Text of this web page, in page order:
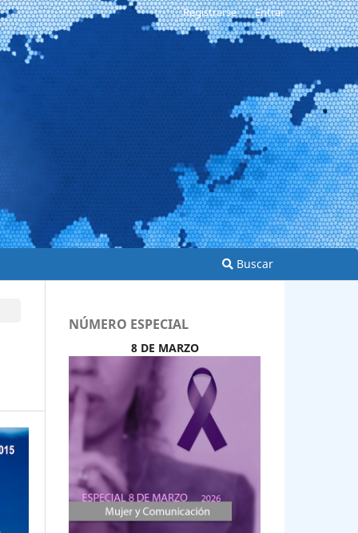
Buscar
Registrarse Entrar
NÚMERO ESPECIAL
8 DE MARZO